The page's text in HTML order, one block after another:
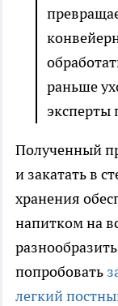
раньше
эксперты
Полученный
и закатать в
хранения
напитком на
попробовать
легкий